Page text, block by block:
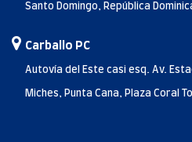
Santo Domingo, República
Carballo PC
Autovía del Este casi esq. Av.
Miches, Punta Cana, Plaza Coral